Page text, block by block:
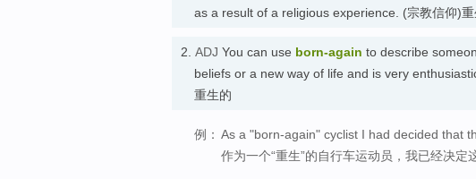
as a result of a religious experience. (宗教信仰)重
2. ADJ You can use born-again to describe
beliefs or a new way of life and is very
重生的
例： As a "born-again" cyclist I had decided that
作为一个“重生”的自行车运动员，我已经决定